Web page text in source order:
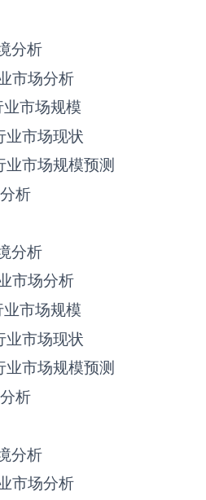
分析
市场分析
业市场规模
业市场现状
业市场规模预测
析
分析
市场分析
业市场规模
业市场现状
业市场规模预测
析
分析
市场分析